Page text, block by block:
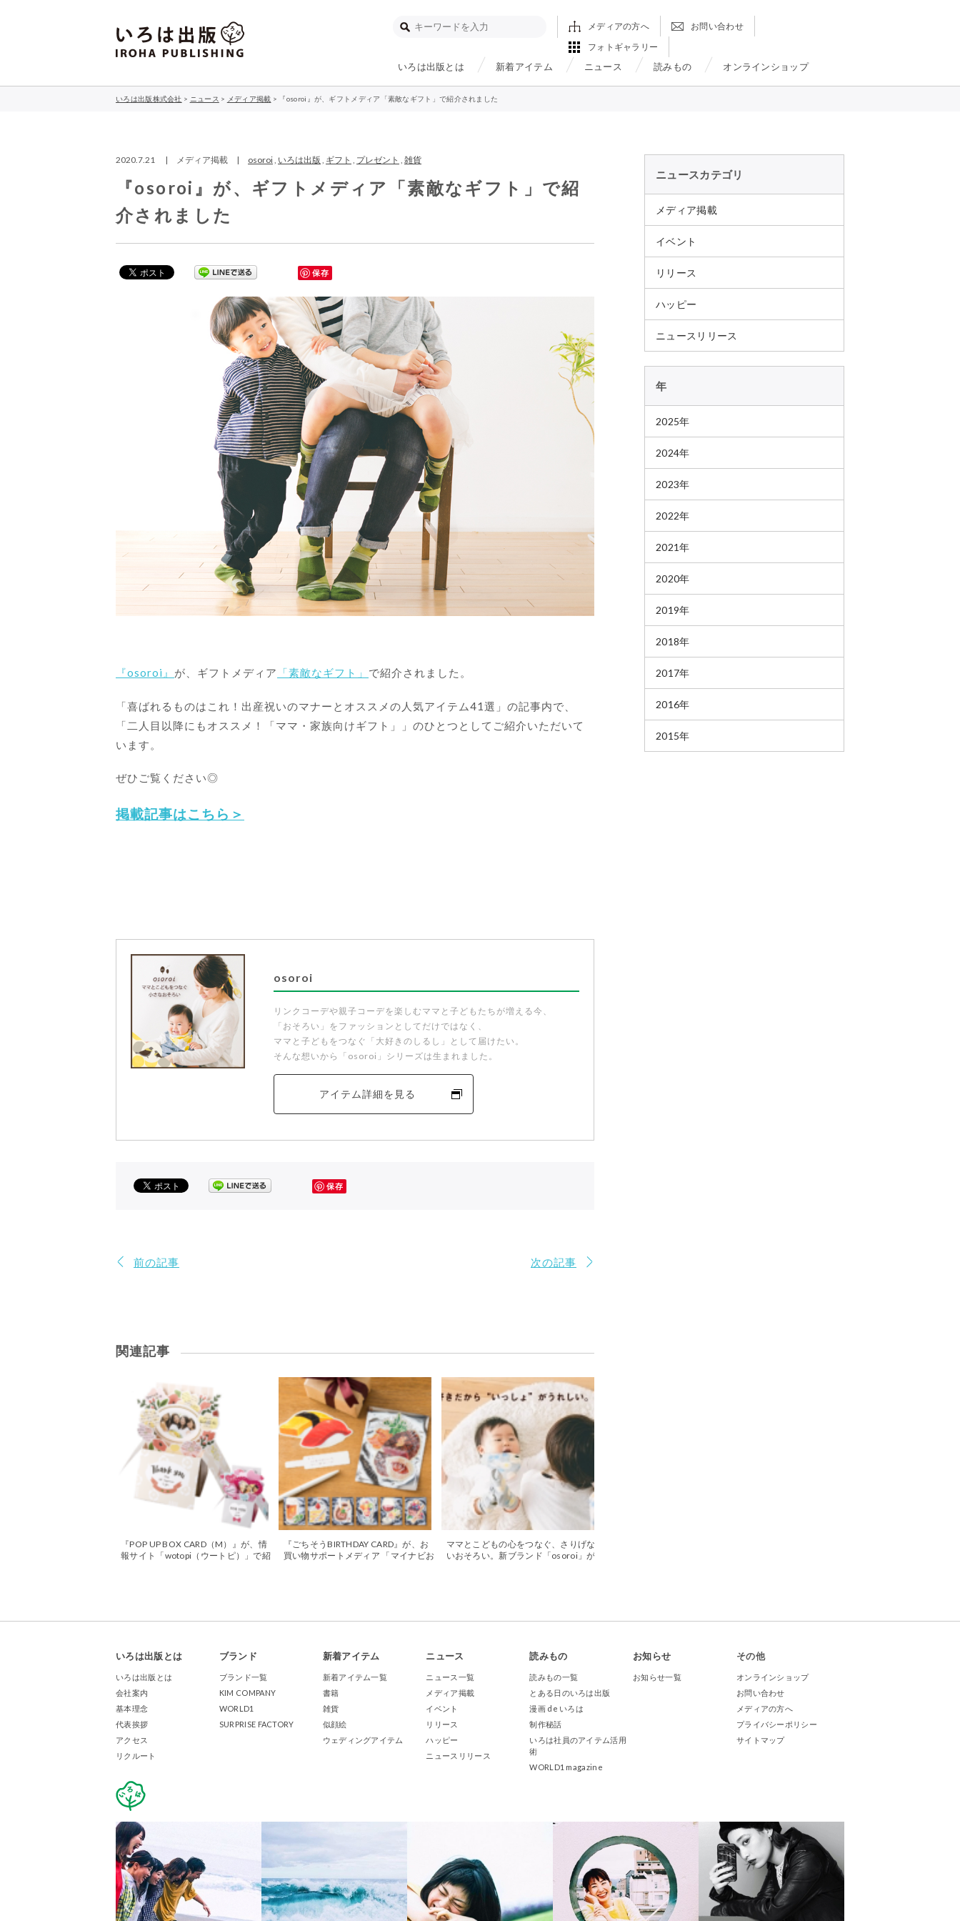
いろは出版とは 新着アイテム ニュース 読みもの オンラインショップ
メディアの方へ
お問い合わせ
フォトギャラリー
いろは出版株式会社 > ニュース > メディア掲載 > 『osoroi』が、ギフトメディア「素敵なギフト」で紹介されました
2020.7.21 | メディア掲載 | osoroi, いろは出版 , ギフト , プレゼント , 雑貨
『osoroi』が、ギフトメディア「素敵なギフト」で紹
介されました
保存
『osoroi』 が、ギフトメディア 「素敵なギフト」 で紹介されました。
「喜ばれるものはこれ！出産祝いのマナーとオススメの人気アイテ ム41選」の記事内で、
「二人目以降にもオススメ！「ママ・家族向けギフト」」のひ とつとしてご紹介いただいて
います。
ぜひご覧ください◎
掲載記事はこちら＞
osoroi
リンクコーデや親子コーデを楽しむママと子どもたちが増える今、
「おそろい」をファッションとしてだけではなく、
ママと子どもをつなぐ「大好きのしるし」として届けたい。
そんな想いから「osoroi」シリーズは生まれました。
アイテム詳細を見る
保存
前の記事 次の記事
関連記事
『POP UP BOX CARD（M）』が、情
報サイト「wotopi（ウートピ）」で紹
『ごちそうBIRTHDAY CARD』が、お
買い物サポートメディア 「マイナビお
ママとこどもの心をつなぐ、さりげな
いおそろい。新ブランド「osoroi」が
ニュースカテゴリ
メディア掲載
イベント
リリース
ハッピー
ニュースリリース
年
2025年
2024年
2023年
2022年
2021年
2020年
2019年
2018年
2017年
2016年
2015年
いろは出版とは
いろは出版とは
会社案内
基本理念
代表挨拶
アクセス
リクルート
ブランド
ブランド一覧
KIM COMPANY
WORLD1
SURPRISE FACTORY
新着アイテム
新着アイテム一覧
書籍
雑貨
似顔絵
ウェディングアイテム
ニュース
ニュース一覧
メディア掲載
イベント
リリース
ハッピー
ニュースリリース
読みもの
読みもの一覧
とある日のいろは出版
漫画 de いろは
制作秘話
いろは社員のアイテム活用
術
WORLD1 magazine
お知らせ
お知らせ一覧
その他
オンラインショップ
お問い合わせ
メディアの方へ
プライバシーポリシー
サイトマップ